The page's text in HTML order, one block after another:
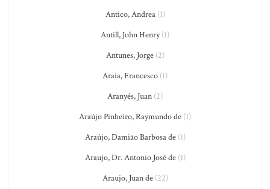
Antico, Andrea(1)
Antill, John Henry(1)
Antunes, Jorge(2)
Araia, Francesco (1)
Aranyés, Juan (2)
Araújo Pinheiro, Raymundo de (1)
Araújo, Damião Barbosa de(1)
Araujo, Dr. Antonio José de(1)
Araujo, Juan de(22)